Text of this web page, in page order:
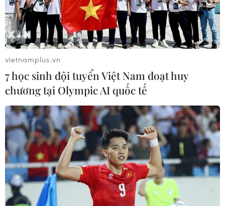
#đình chỉ phi công Pakistan
#phi công Pakistan đang làm việc tại Việt Nam
Anh
Australia
Mỹ Pakistan
TIN LIÊN QUAN
vietnamplus.vn
7 học sinh đội tuyển Việt Nam đoạt huy
chương tại Olympic AI quốc tế